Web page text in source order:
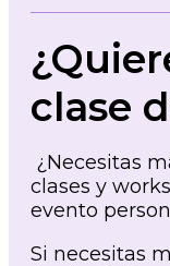
clase
¿Necesitas
clases y
evento
Si necesitas